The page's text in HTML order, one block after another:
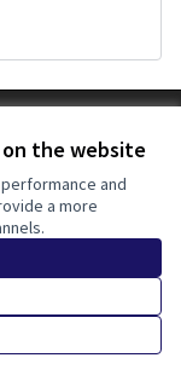
the website
and
a more
Creative
(External